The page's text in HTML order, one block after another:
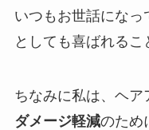
いつもお世話になっ
としても喜ばれるこ
ちなみに私は、ヘア
ダメージ軽減のため